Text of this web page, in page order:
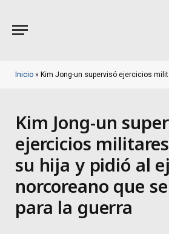
Inicio » Kim Jong-un supervisó ejercicios militares junto a su hija y pidió al
Kim Jong-un
ejercicios
su hija y pidió al
norcoreano que
para la guerra